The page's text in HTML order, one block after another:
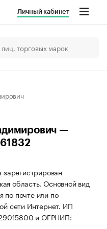
Личный кабинет
—
область. Основной вид
по почте или по
сети Интернет. ИП
и ОГРНИП: